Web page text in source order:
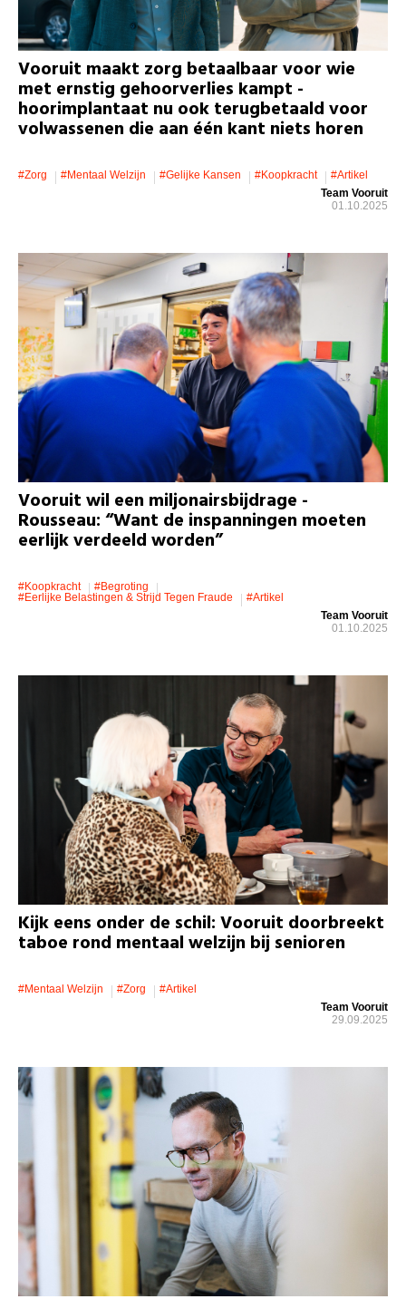
Vooruit maakt zorg betaalbaar voor wie
met ernstig gehoorverlies kampt -
hoorimplantaat nu ook terugbetaald voor
volwassenen die aan één kant niets horen
#zorg #mentaal Welzijn #gelijke Kansen #koopkracht
#artikel
Team Vooruit
01.10.2025
Vooruit wil een miljonairsbijdrage -
Rousseau: “Want de inspanningen moeten
eerlijk verdeeld worden”
#koopkracht
#Begroting
#eerlijke Belastingen & Strijd Tegen Fraude
#artikel
Team Vooruit
01.10.2025
Kijk eens onder de schil: Vooruit doorbreekt
taboe rond mentaal welzijn bij senioren
#mentaal Welzijn #zorg
#artikel
Team Vooruit
29.09.2025